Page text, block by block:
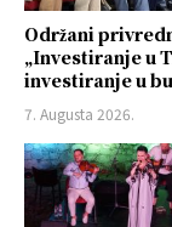
Održani
„Investiranje u
investiranje u
7. Augusta 2026.